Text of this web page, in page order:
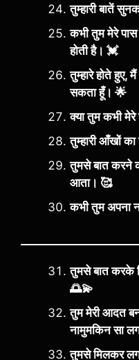
तुम्हारी बातें
कभी तुम मेरे
होती है। 💓
तुम्हारे होते हुए,
सकता हूँ। 🌟
क्या तुम कभी
तुम्हारी आँखों
तुमसे बात करने
आता। 🥰
कभी तुम अपना
तुमसे बात करके
🌅💫
तुम मेरी आदत
नामुमकिन सा
तुमसे मिलकर